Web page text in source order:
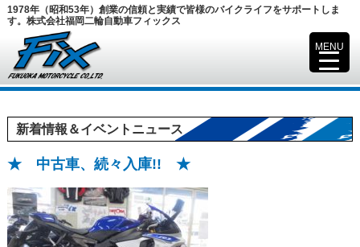
1978年（昭和53年）創業の信頼と実績で皆様のバイクライフをサポートしま
す。株式会社福岡二輪自動車フィックス
新着情報＆イベントニュース
★ 中古車、続々入庫!! ★
MENU
▼